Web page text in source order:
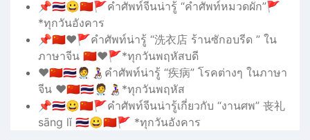
📌🇹🇭😀🇨🇳🚩คำศัพท์จีนน่ารู้ “คำศัพท์หมวดผัก”🚩
*ทุกวันอังคาร
📌🇨🇳❤🚩คำศัพท์น่ารู้ “洗衣店 ร้านซักอบรีด ” ใน
ภาษาจีน 🇨🇳❤🚩*ทุกวันพฤหัสบดี
❤️🇨🇳🇹🇭🧑‍⚕️👩‍🦽คำศัพท์น่ารู้ “疾病” โรคต่างๆ ในภาษา
จีน ❤️🇨🇳🇹🇭🧑‍⚕️👩‍🦽*ทุกวันพฤหัส
📌🇹🇭😀🇨🇳🚩คำศัพท์จีนน่ารู้เกี่ยวกับ “งานศพ” 丧礼
sāng lǐ 🇹🇭😀🇨🇳🚩 *ทุกวันอังคาร